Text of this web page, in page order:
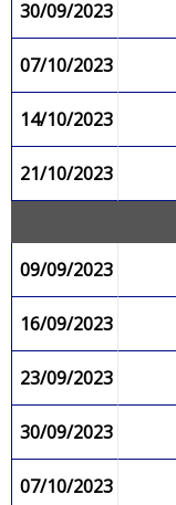
30/09/2023
07/10/2023
14/10/2023
21/10/2023
09/09/2023
16/09/2023
23/09/2023
30/09/2023
07/10/2023